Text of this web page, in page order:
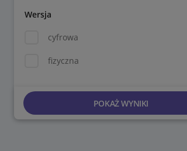
Wersja
cyfrowa
fizyczna
POKAŻ WYNIKI